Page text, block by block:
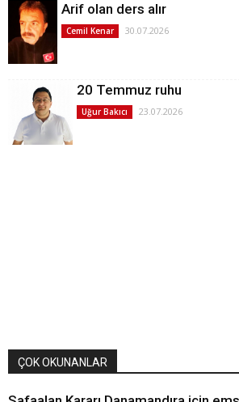
Arif olan ders alır
Cemil Kenar 30.07.2026
20 Temmuz ruhu
Uğur Bakıcı 23.07.2026
ÇOK OKUNANLAR